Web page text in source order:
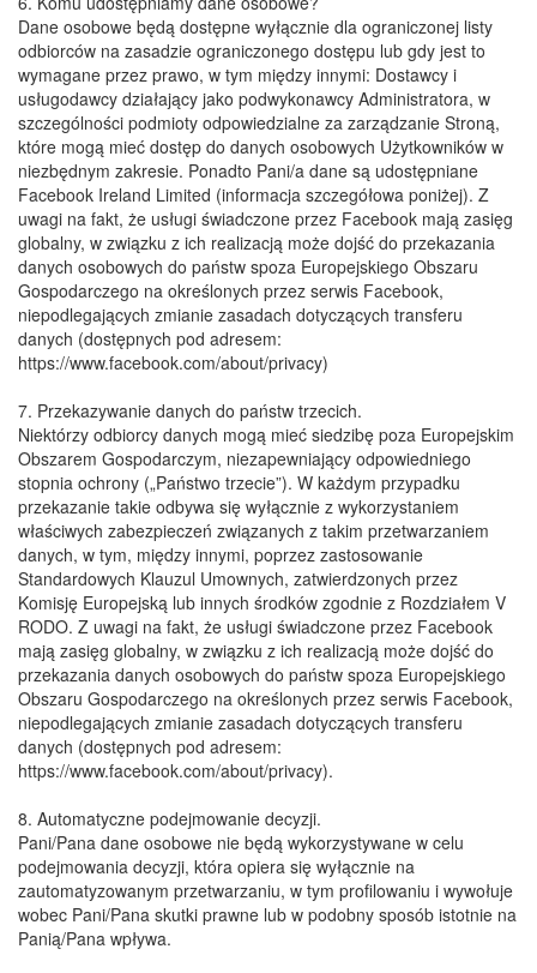
​Dane osobowe będą dostępne wyłącznie dla ograniczonej listy
odbiorców na zasadzie ograniczonego dostępu lub gdy jest to
wymagane przez prawo, w tym między innymi: Dostawcy i
usługodawcy działający jako podwykonawcy Administratora, w
szczególności podmioty odpowiedzialne za zarządzanie Stroną,
które mogą mieć dostęp do danych osobowych Użytkowników w
niezbędnym zakresie. Ponadto Pani/a dane są udostępniane
Facebook Ireland Limited (informacja szczegółowa poniżej). Z
uwagi na fakt, że usługi świadczone przez Facebook mają zasięg
globalny, w związku z ich realizacją może dojść do przekazania
danych osobowych do państw spoza Europejskiego Obszaru
Gospodarczego na określonych przez serwis Facebook,
niepodlegających zmianie zasadach dotyczących transferu
danych (dostępnych pod adresem:
https://www.facebook.com/about/privacy)
​7. Przekazywanie danych do państw trzecich.
​Niektórzy odbiorcy danych mogą mieć siedzibę poza Europejskim
Obszarem Gospodarczym, niezapewniający odpowiedniego
stopnia ochrony („Państwo trzecie”). W każdym przypadku
przekazanie takie odbywa się wyłącznie z wykorzystaniem
właściwych zabezpieczeń związanych z takim przetwarzaniem
danych, w tym, między innymi, poprzez zastosowanie
Standardowych Klauzul Umownych, zatwierdzonych przez
Komisję Europejską lub innych środków zgodnie z Rozdziałem V
RODO. Z uwagi na fakt, że usługi świadczone przez Facebook
mają zasięg globalny, w związku z ich realizacją może dojść do
przekazania danych osobowych do państw spoza Europejskiego
Obszaru Gospodarczego na określonych przez serwis Facebook,
niepodlegających zmianie zasadach dotyczących transferu
danych (dostępnych pod adresem:
https://www.facebook.com/about/privacy).
​8. Automatyczne podejmowanie decyzji.
​Pani/Pana dane osobowe nie będą wykorzystywane w celu
podejmowania decyzji, która opiera się wyłącznie na
zautomatyzowanym przetwarzaniu, w tym profilowaniu i wywołuje
wobec Pani/Pana skutki prawne lub w podobny sposób istotnie na
Panią/Pana wpływa.